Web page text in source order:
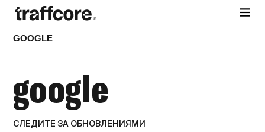
GOOGLE
google
СЛЕДИТЕ ЗА ОБНОВЛЕНИЯМИ